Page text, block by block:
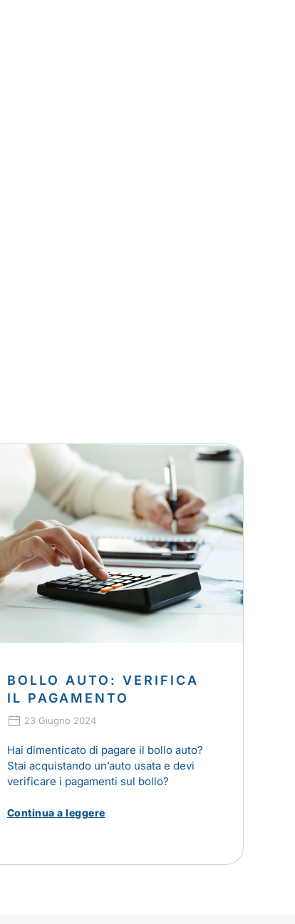
BOLLO AUTO: VERIFICA
IL PAGAMENTO
23 Giugno 2024
Hai dimenticato di pagare il bollo auto?
Stai acquistando un’auto usata e devi
verificare i pagamenti sul bollo?
Continua a leggere